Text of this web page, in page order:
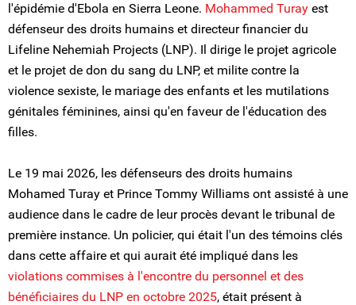
l'épidémie d'Ebola en Sierra Leone. Mohammed Turay est
défenseur des droits humains et directeur financier du
Lifeline Nehemiah Projects (LNP). Il dirige le projet agricole
et le projet de don du sang du LNP, et milite contre la
violence sexiste, le mariage des enfants et les mutilations
génitales féminines, ainsi qu'en faveur de l'éducation des
filles.
Le 19 mai 2026, les défenseurs des droits humains
Mohamed Turay et Prince Tommy Williams ont assisté à une
audience dans le cadre de leur procès devant le tribunal de
première instance. Un policier, qui était l'un des témoins clés
dans cette affaire et qui aurait été impliqué dans les
violations commises à l'encontre du personnel et des
bénéficiaires du LNP en octobre 2025, était présent à